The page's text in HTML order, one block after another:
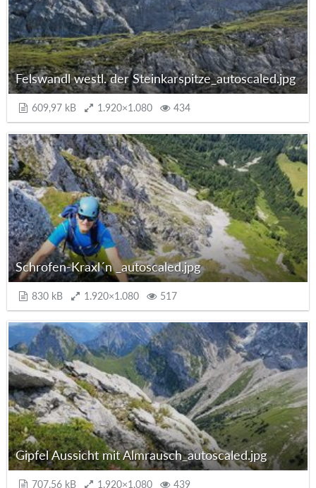
Felswandl westl. der Steinkarspitze_autoscaled.jpg
609,97 kB 1.920×1.080 434
Schrofen-Kraxl´n _autoscaled.jpg
830 kB 1.920×1.080 517
Gipfel Aussicht mit Almrausch_autoscaled.jpg
707,56 kB 1.920×1.080 439